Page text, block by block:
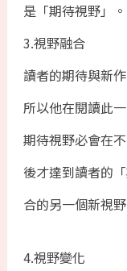
是「期待視野」。
3.視野融合
讀者的期待與新
所以他在閱讀此
期待視野必會在
後才達到讀者的
合的另一個新視野
4.視野變化